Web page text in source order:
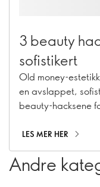
3 beauty
sofistikert
Old money-
en avslappet,
beauty-hacksene
LES MER HER
Andre